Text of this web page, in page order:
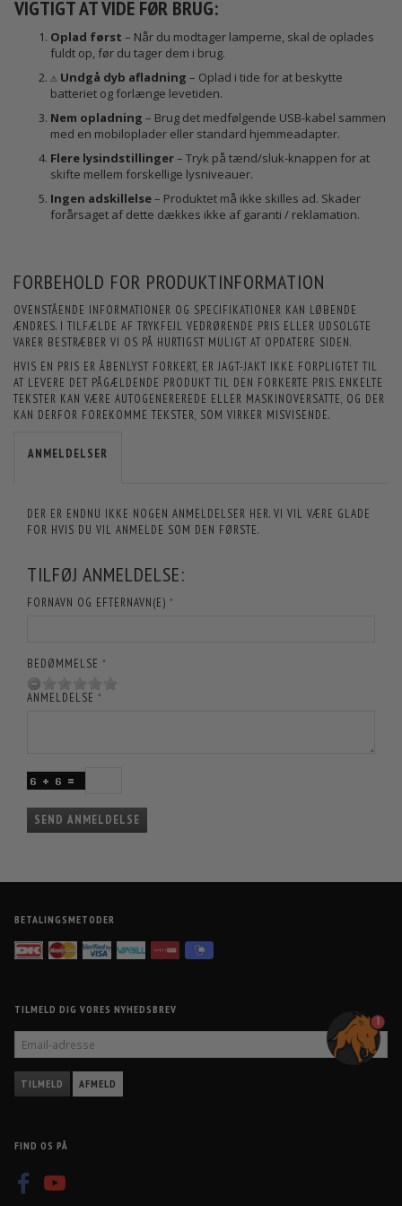
VIGTIGT AT VIDE FØR BRUG:
Oplad først – Når du modtager lamperne, skal de oplades
fuldt op, før du tager dem i brug.
⚠️ Undgå dyb afladning – Oplad i tide for at beskytte
batteriet og forlænge levetiden.
Nem opladning – Brug det medfølgende USB-kabel sammen
med en mobiloplader eller standard hjemmeadapter.
Flere lysindstillinger– Tryk på tænd/sluk-knappen for at
skifte mellem forskellige lysniveauer.
Ingen adskillelse– Produktet må ikke skilles ad. Skader
forårsaget af dette dækkes ikke af garanti / reklamation.
FORBEHOLD FOR PRODUKTINFORMATION
OVENSTÅENDE INFORMATIONER OG SPECIFIKATIONER KAN LØBENDE
ÆNDRES. I TILFÆLDE AF TRYKFEJL VEDRØRENDE PRIS ELLER UDSOLGTE
VARER BESTRÆBER VI OS PÅ HURTIGST MULIGT AT OPDATERE SIDEN.
HVIS EN PRIS ER ÅBENLYST FORKERT, ER JAGT-JAKT IKKE FORPLIGTET TIL
AT LEVERE DET PÅGÆLDENDE PRODUKT TIL DEN FORKERTE PRIS. ENKELTE
TEKSTER KAN VÆRE AUTOGENEREREDE ELLER MASKINOVERSATTE, OG DER
KAN DERFOR FOREKOMME TEKSTER, SOM VIRKER MISVISENDE.
ANMELDELSER
DER ER ENDNU IKKE NOGEN ANMELDELSER HER. VI VIL VÆRE GLADE
FOR HVIS DU VIL ANMELDE SOM DEN FØRSTE.
TILFØJ ANMELDELSE:
FORNAVN OG EFTERNAVN(E)
BEDØMMELSE
ANMELDELSE
SEND ANMELDELSE
BETALINGSMETODER
TILMELD DIG VORES NYHEDSBREV
ADRESSE
TILMELD AFMELD
FIND OS PÅ
1